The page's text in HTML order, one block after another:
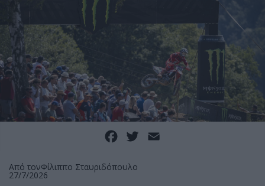
Facebook
Twitter
Από τονΦίλιππο Σταυριδόπουλο
27/7/2026